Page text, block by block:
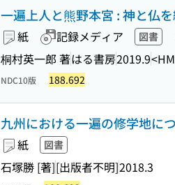
一遍上人と熊野本宮 : 神と仏
紙 記録メディア 図書
桐村英一郎 著はる書房2019.9
NDC10版 188.692
九州における一遍の修学地に
紙 図書
石塚勝 [著][出版者不明]2018.3